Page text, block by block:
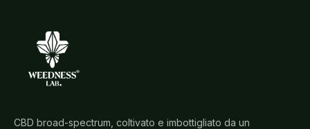
CBD broad-spectrum, coltivato e imbottigliato da un